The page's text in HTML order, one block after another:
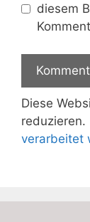
diesem
Diese
reduzieren.
verarbeitet